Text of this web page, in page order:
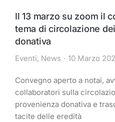
Il 13 marzo su zoom il
tema di circolazione
donativa
Eventi, News 10 Marzo
Convegno aperto a notai,
collaboratori sulla
provenienza donativa e
tacite delle eredità